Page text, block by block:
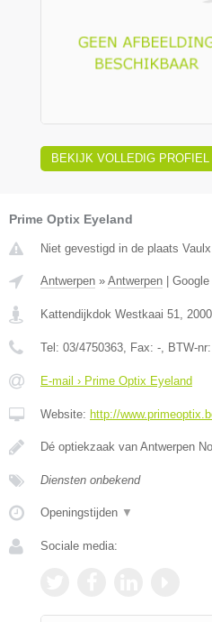
BEKIJK VOLLEDIG PROFIEL
Prime Optix Eyeland
Niet gevestigd in de plaats
Antwerpen » Antwerpen
Kattendijkdok Westkaai 51 2000
Tel: 03/4750363 , Fax: - , BTW-nr:
E-mail › Prime Optix Eyeland
Website: http://
Dé optiekzaak van Antwerpen
Diensten onbekend
Openingstijden ▼
Sociale media: